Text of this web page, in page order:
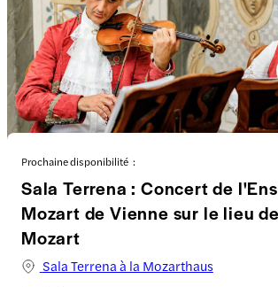
Prochaine disponibilité :
Sala Terrena : Concert de
Mozart de Vienne sur le lieu
Mozart
Sala Terrena à la Mozarthaus